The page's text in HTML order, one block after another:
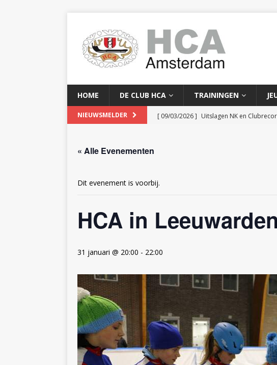
HOME DE CLUB HCA TRAININGEN
NIEUWSMELDER [ 09/03/2026 ] Uitslagen NK en
[ 16/04/2026 ]
« Alle Evenementen
Dit evenement is voorbij.
HCA in Leeuwarden
31 januari @ 20:00 - 22:00